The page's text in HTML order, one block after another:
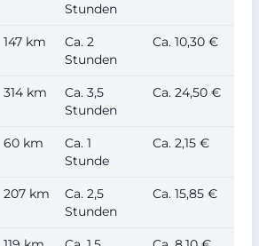
Stunden
147 km
Ca. 2
Stunden
Ca. 10,30 €
314 km
Ca. 3,5
Stunden
Ca. 24,50 €
60 km
Ca. 1
Stunde
Ca. 2,15 €
207 km
Ca. 2,5
Stunden
Ca. 15,85 €